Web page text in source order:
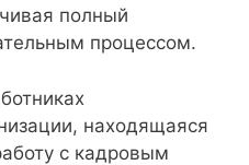
полный
процессом.
находящаяся
с кадровым